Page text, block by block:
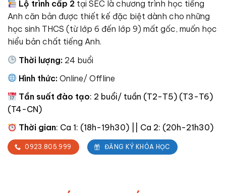
Lộ trình cấp 2 tại SEC là chương trình học tiếng
Anh căn bản được thiết kế đặc biệt dành cho những
học sinh THCS (từ lớp 6 đến lớp 9) mất gốc, muốn học
hiểu bản chất tiếng Anh.
Thời lượng: 24 buổi
Hình thức: Online/ Offline
Tần suất đào tạo: 2 buổi/ tuần (T2-T5) (T3-T6)
(T4-CN)
Thời gian: Ca 1: (18h-19h30) || Ca 2: (20h-21h30)
0923.805.999 ĐĂNG KÝ KHÓA HỌC